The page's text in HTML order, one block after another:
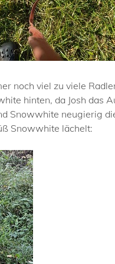
noch viel zu viele
hinten, da Josh das
Snowwhite neugierig
Snowwhite lächelt: